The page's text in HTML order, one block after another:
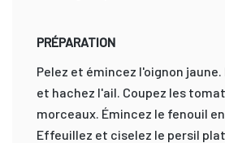
PRÉPARATION
Pelez et émincez l'oignon
et hachez l'ail. Coupez les
morceaux. Émincez le fenouil
Effeuillez et ciselez le persil